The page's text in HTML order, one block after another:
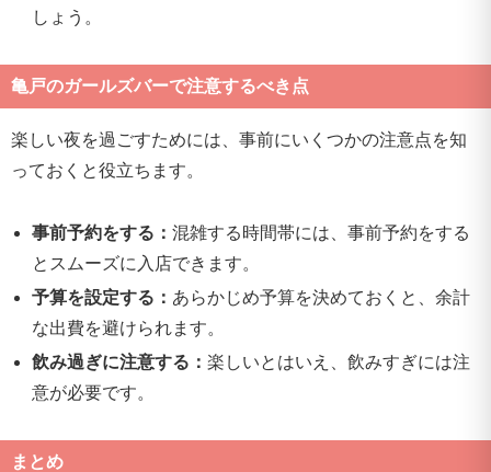
しょう。
亀戸のガールズバーで注意するべき点
楽しい夜を過ごすためには、事前にいくつかの注意点を知
っておくと役立ちます。
事前予約をする：混雑する時間帯には、事前予約をする
とスムーズに入店できます。
予算を設定する： あらかじめ予算を決めておくと、余計
な出費を避けられます。
飲み過ぎに注意する：楽しいとはいえ、飲みすぎには注
意が必要です。
まとめ